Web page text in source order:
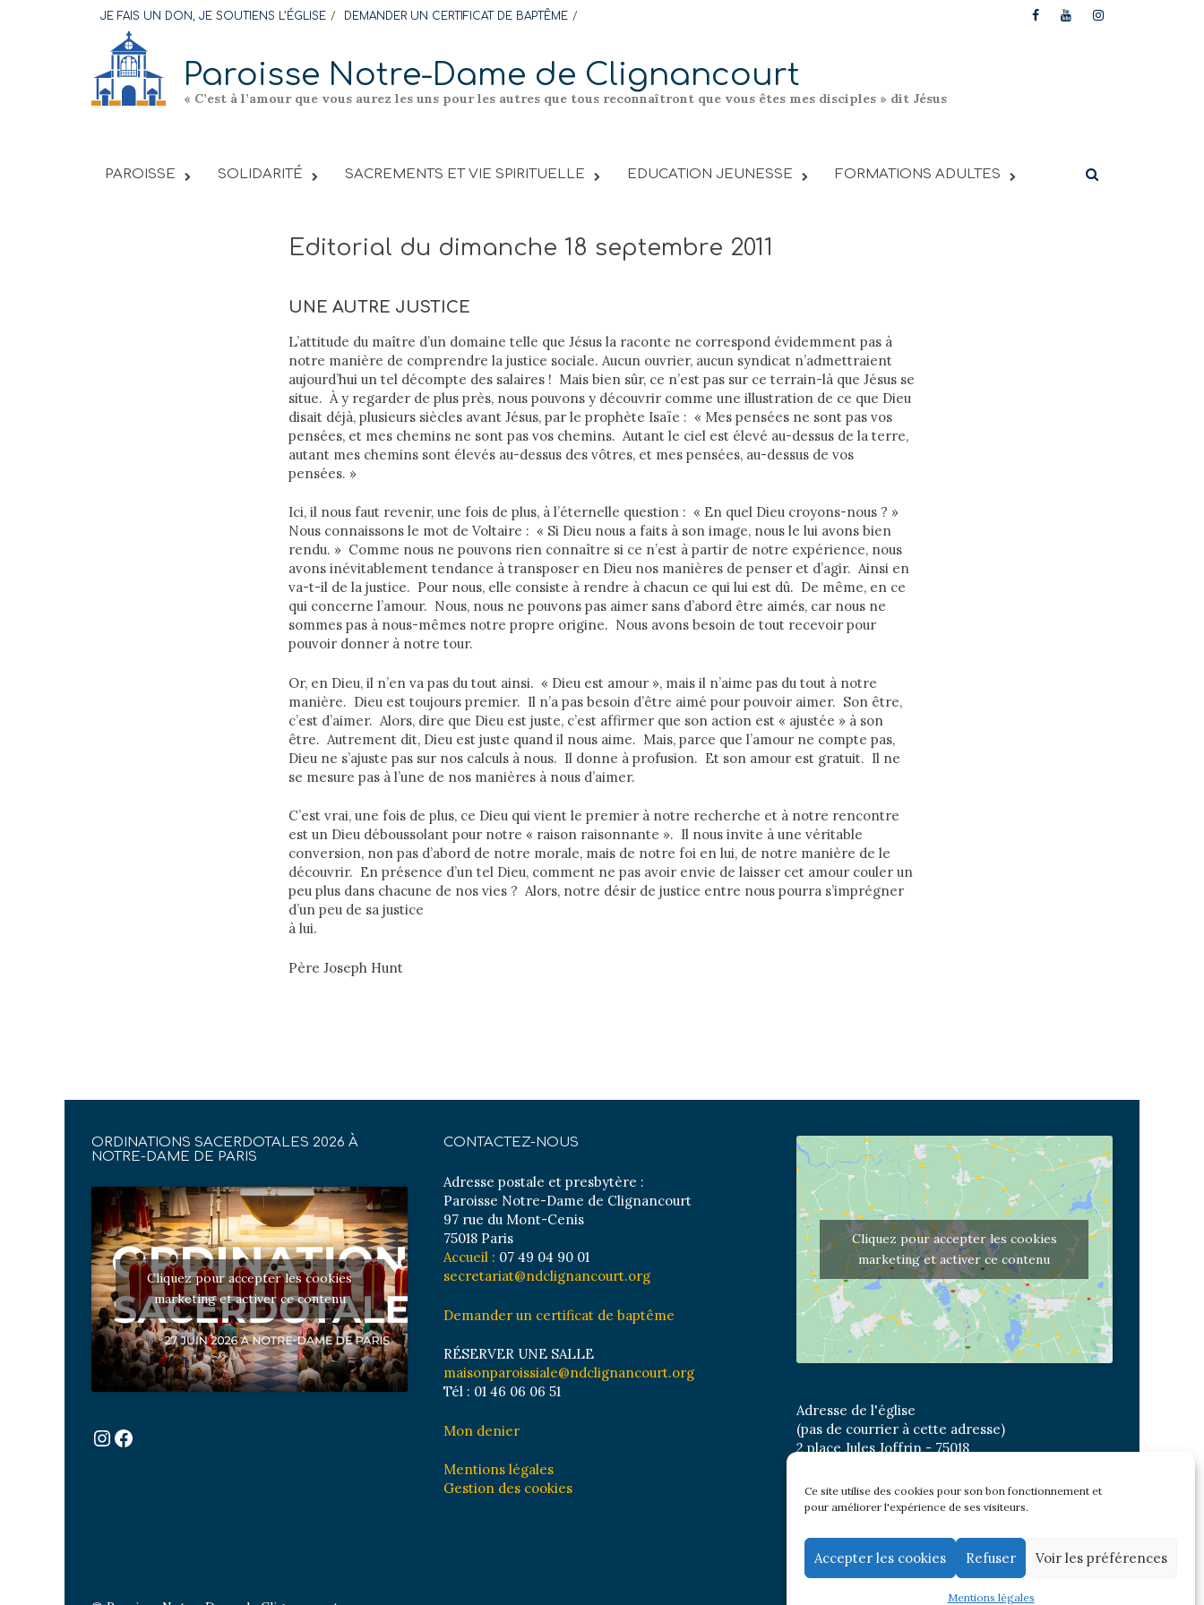
Ce site utilise des cookies pour son bon fonctionnement et
pour améliorer l'expérience de ses visiteurs.
Accepter les cookies Refuser Voir les préférences
Mentions légales
content
JE FAIS UN DON, JE SOUTIENS L’ÉGLISE DEMANDER UN CERTIFICAT DE BAPTÊME
Paroisse Notre-Dame de Clignancourt
« C’est à l’amour que vous aurez les uns pour les autres que tous reconnaîtront que vous êtes mes disciples » dit Jésus
PAROISSE SOLIDARITÉ SACREMENTS ET VIE SPIRITUELLE EDUCATION JEUNESSE FORMATIONS ADULTES
Editorial du dimanche 18 septembre 2011
UNE AUTRE JUSTICE
L’attitude du maître d’un domaine telle que Jésus la raconte ne correspond évidemment pas à
notre manière de comprendre la justice sociale. Aucun ouvrier, aucun syndicat n’admettraient
aujourd’hui un tel décompte des salaires ! Mais bien sûr, ce n’est pas sur ce terrain-là que Jésus se
situe. À y regarder de plus près, nous pouvons y découvrir comme une illustration de ce que Dieu
disait déjà, plusieurs siècles avant Jésus, par le prophète Isaïe : « Mes pensées ne sont pas vos
pensées, et mes chemins ne sont pas vos chemins. Autant le ciel est élevé au-dessus de la terre,
autant mes chemins sont élevés au-dessus des vôtres, et mes pensées, au-dessus de vos
pensées. »
Ici, il nous faut revenir, une fois de plus, à l’éternelle question : « En quel Dieu croyons-nous ? »
Nous connaissons le mot de Voltaire : « Si Dieu nous a faits à son image, nous le lui avons bien
rendu. » Comme nous ne pouvons rien connaître si ce n’est à partir de notre expérience, nous
avons inévitablement tendance à transposer en Dieu nos manières de penser et d’agir. Ainsi en
va-t-il de la justice. Pour nous, elle consiste à rendre à chacun ce qui lui est dû. De même, en ce
qui concerne l’amour. Nous, nous ne pouvons pas aimer sans d’abord être aimés, car nous ne
sommes pas à nous-mêmes notre propre origine. Nous avons besoin de tout recevoir pour
pouvoir donner à notre tour.
Or, en Dieu, il n’en va pas du tout ainsi. « Dieu est amour », mais il n’aime pas du tout à notre
manière. Dieu est toujours premier. Il n’a pas besoin d’être aimé pour pouvoir aimer. Son être,
c’est d’aimer. Alors, dire que Dieu est juste, c’est affirmer que son action est « ajustée » à son
être. Autrement dit, Dieu est juste quand il nous aime. Mais, parce que l’amour ne compte pas,
Dieu ne s’ajuste pas sur nos calculs à nous. Il donne à profusion. Et son amour est gratuit. Il ne
se mesure pas à l’une de nos manières à nous d’aimer.
C’est vrai, une fois de plus, ce Dieu qui vient le premier à notre recherche et à notre rencontre
est un Dieu déboussolant pour notre « raison raisonnante ». Il nous invite à une véritable
conversion, non pas d’abord de notre morale, mais de notre foi en lui, de notre manière de le
découvrir. En présence d’un tel Dieu, comment ne pas avoir envie de laisser cet amour couler un
peu plus dans chacune de nos vies ? Alors, notre désir de justice entre nous pourra s’imprégner
d’un peu de sa justice
à lui.
Père Joseph Hunt
ORDINATIONS SACERDOTALES 2026 À
NOTRE-DAME DE PARIS
Cliquez pour accepter les cookies
marketing et activer ce contenu
Instagram
Facebook
CONTACTEZ-NOUS
Adresse postale et presbytère :
Paroisse Notre-Dame de Clignancourt
97 rue du Mont-Cenis
75018 Paris
Accueil : 07 49 04 90 01
secretariat@ndclignancourt.org
Demander un certificat de baptême
RÉSERVER UNE SALLE
maisonparoissiale@ndclignancourt.org
Tél : 01 46 06 06 51
Mon denier
Mentions légales
Gestion des cookies
Cliquez pour accepter les cookies
marketing et activer ce contenu
Adresse de l'église
(pas de courrier à cette adresse)
2 place Jules Joffrin - 75018
Bus : Mairie du XVIII
Newsletter